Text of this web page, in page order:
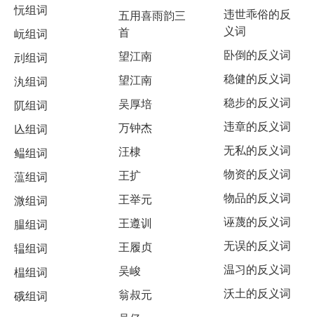
忨组词
岏组词
刓组词
汍组词
阢组词
兦组词
鳁组词
蕰组词
溦组词
腽组词
辒组词
榅组词
硪组词
五用喜雨韵三
首
望江南
望江南
吴厚培
万钟杰
汪棣
王扩
王举元
王遵训
王履贞
吴峻
翁叔元
违世乖俗的反
义词
卧倒的反义词
稳健的反义词
稳步的反义词
违章的反义词
无私的反义词
物资的反义词
物品的反义词
诬蔑的反义词
无误的反义词
温习的反义词
沃土的反义词